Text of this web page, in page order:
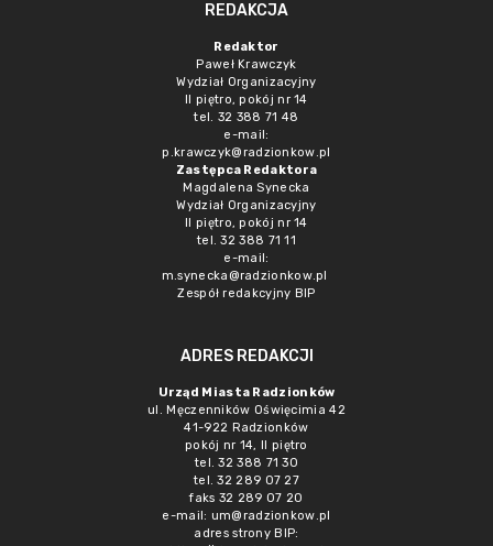
REDAKCJA
Redaktor
Paweł Krawczyk
Wydział Organizacyjny
II piętro, pokój nr 14
tel. 32 388 71 48
e-mail:
p.krawczyk@radzionkow.pl
Zastępca Redaktora
Magdalena Synecka
Wydział Organizacyjny
II piętro, pokój nr 14
tel. 32 388 71 11
e-mail:
m.synecka@radzionkow.pl
Zespół redakcyjny BIP
ADRES REDAKCJI
Urząd Miasta Radzionków
ul. Męczenników Oświęcimia 42
41-922 Radzionków
pokój nr 14, II piętro
tel. 32 388 71 30
tel. 32 289 07 27
faks 32 289 07 20
e-mail: um@radzionkow.pl
adres strony BIP: